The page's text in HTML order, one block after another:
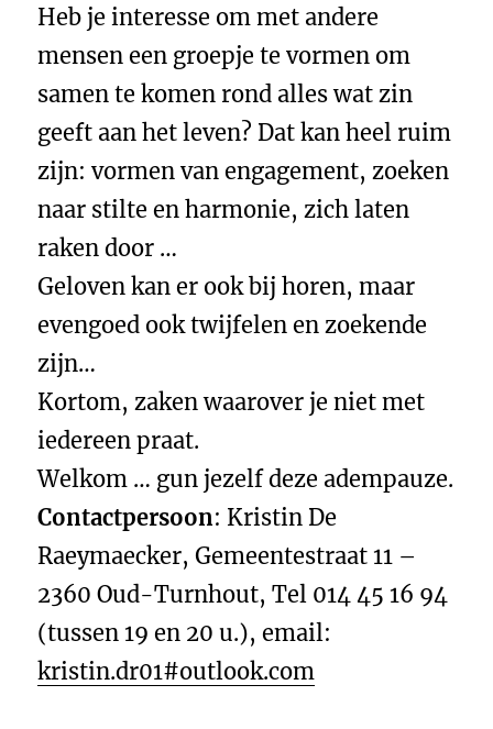
Heb je interesse om met andere
mensen een groepje te vormen om
samen te komen rond alles wat zin
geeft aan het leven? Dat kan heel ruim
zijn: vormen van engagement, zoeken
naar stilte en harmonie, zich laten
raken door …
Geloven kan er ook bij horen, maar
evengoed ook twijfelen en zoekende
zijn…
Kortom, zaken waarover je niet met
iedereen praat.
Welkom … gun jezelf deze adempauze.
Contactpersoon: Kristin De
Raeymaecker, Gemeentestraat 11 –
2360 Oud-Turnhout, Tel 014 45 16 94
(tussen 19 en 20 u.), email:
kristin.dr01#outlook.com